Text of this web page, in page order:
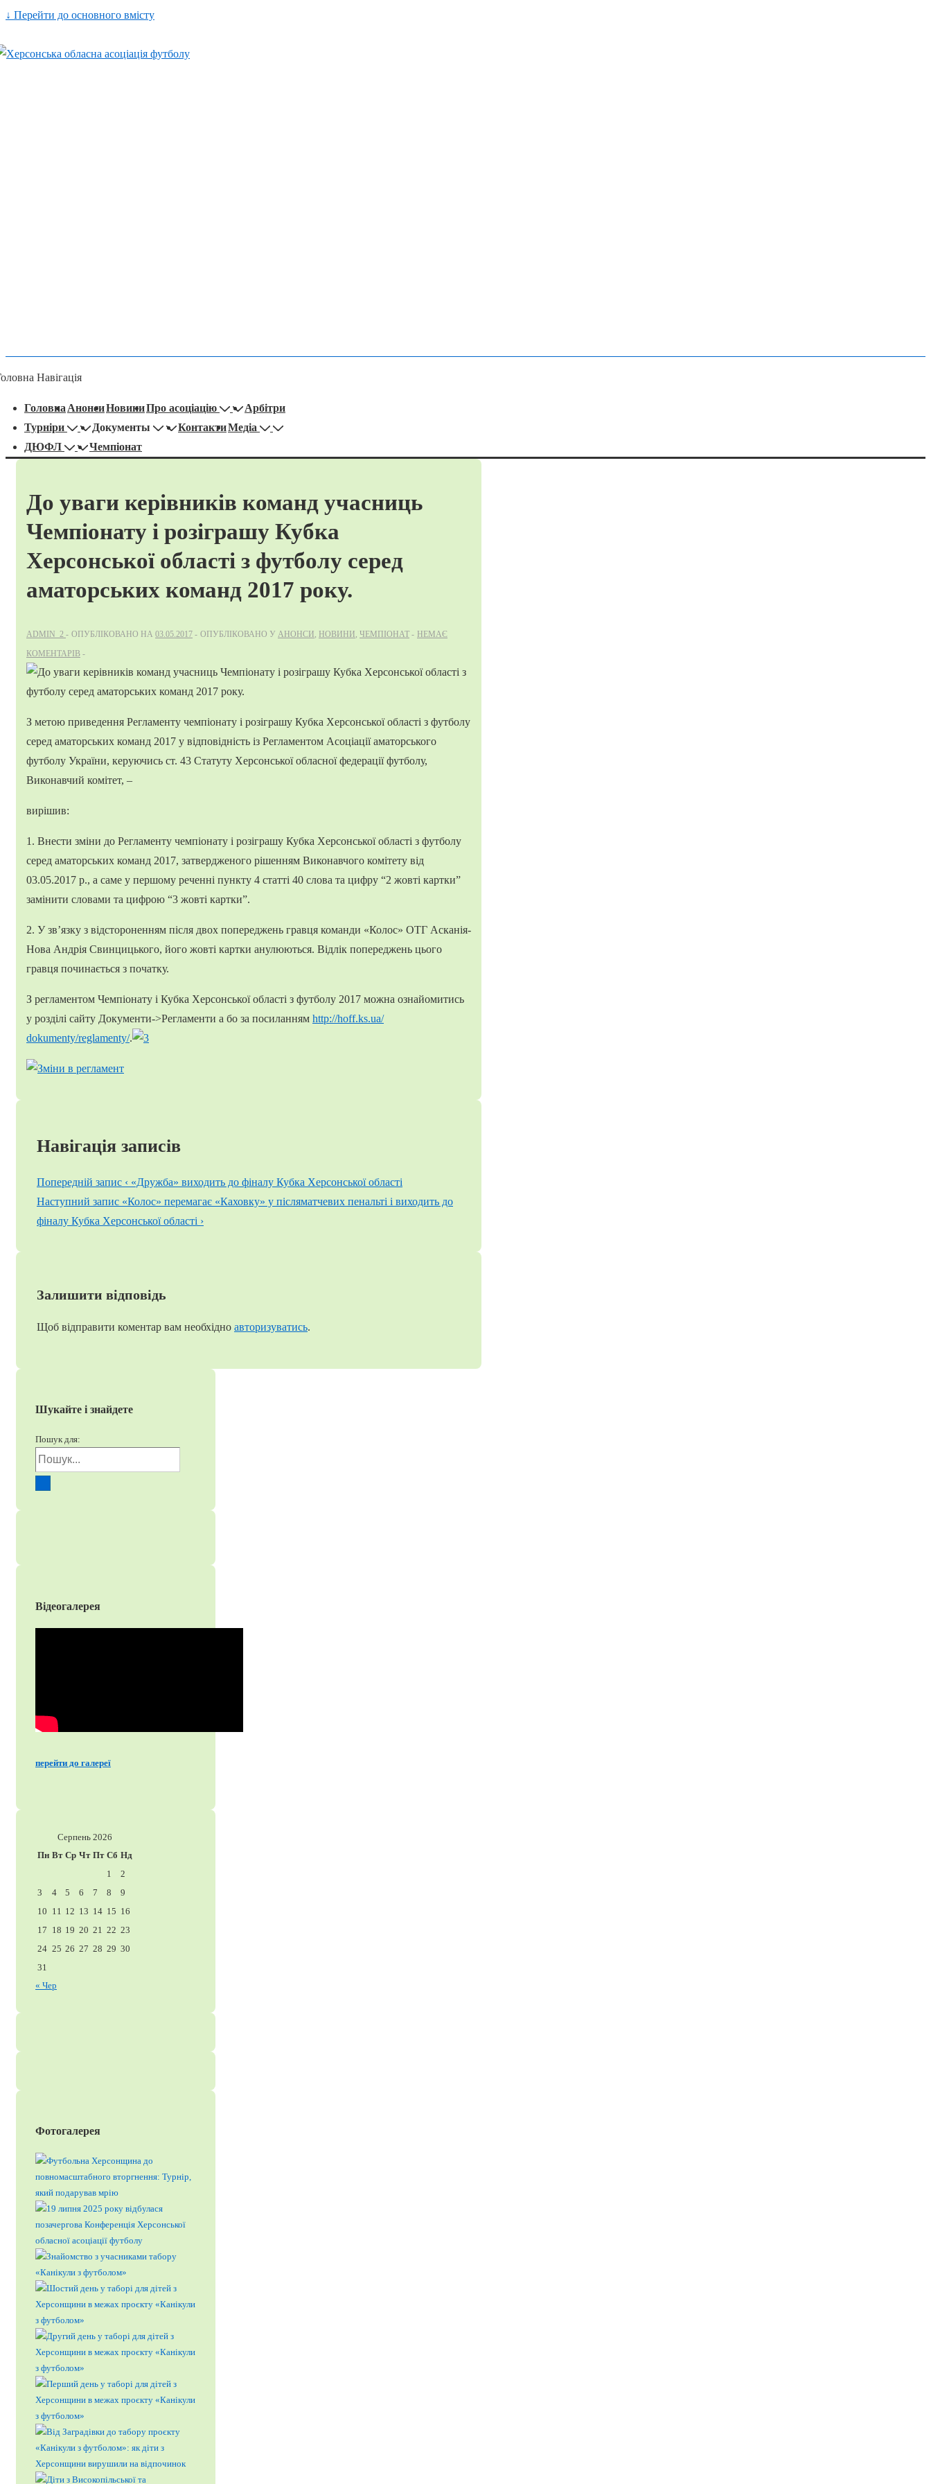
↓ Перейти до основного вмісту
Навігація
Головна АнонсиНовиниПро асоціацію
Арбітри
Турніри
Документы КонтактиМедіа
ДЮФЛ
Чемпіонат
До уваги керівників команд учасниць
Чемпіонату і розіграшу Кубка
Херсонської області з футболу серед
аматорських команд 2017 року.
ADMIN_2 ОПУБЛІКОВАНО НА 03.05.2017 ОПУБЛІКОВАНО У АНОНСИ НОВИНИ ЧЕМПІОНАТ
НЕМАЄ
КОМЕНТАРІВ
З метою приведення Регламенту чемпіонату і розіграшу Кубка Херсонської області з футболу
серед аматорських команд 2017 у відповідність із Регламентом Асоціації аматорського
футболу України, керуючись ст. 43 Статуту Херсонської обласної федерації футболу,
Виконавчий комітет, –
вирішив:
1. Внести зміни до Регламенту чемпіонату і розіграшу Кубка Херсонської області з футболу
серед аматорських команд 2017, затвердженого рішенням Виконавчого комітету від
03.05.2017 р., а саме у першому реченні пункту 4 статті 40 слова та цифру “2 жовті картки”
замінити словами та цифрою “3 жовті картки”.
2. У зв’язку з відстороненням після двох попереджень гравця команди «Колос» ОТГ Асканія-
Нова Андрія Свинцицького, його жовті картки анулюються. Відлік попереджень цього
гравця починається з початку.
З регламентом Чемпіонату і Кубка Херсонської області з футболу 2017 можна ознайомитись
у розділі сайту Документи->Регламенти а бо за посиланням http://hoff.ks.ua/
dokumenty/reglamenty/.
Навігація записів
Попередній запис ‹ «Дружба» виходить до фіналу Кубка Херсонської області
Наступний запис «Колос» перемагає «Каховку» у післяматчевих пенальті і виходить до
фіналу Кубка Херсонської області ›
Залишити відповідь
Щоб відправити коментар вам необхідно авторизуватись.
Шукайте і знайдете
Пошук для:
Відеогалерея
перейти до галереї
Серпень 2026
Пн Вт Ср Чт Пт Сб Нд
1
2
3
4 5 6 7 8
9
10 11 12 13 14 15 16
17 18 19 20 21 22 23
24 25 26 27 28 29 30
31
« Чер
Фотогалерея